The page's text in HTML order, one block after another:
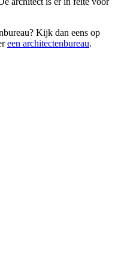
Kijk dan eens op
een architectenbureau.